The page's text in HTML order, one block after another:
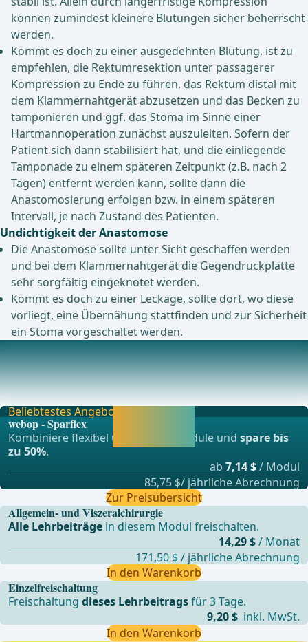
können zumindest kleinere Blutungen sicher beherrscht
werden.
Kommt es doch zu einer ausgedehnten Blutung, ist zu
empfehlen, die Rektumresektion unter passagerer
Kompression zu Ende zu führen, das Rektum distal mit
dem Klammernahtgerät abzusetzen und das Becken zu
tamponieren und ggf. das Stoma im Sinne einer
Hartmannoperation zunächst auszuleiten. Sofern der
Patient sich dann stabilisiert hat, und die einliegende
Tamponade zu einem späteren Zeitpunkt (z.B. nach 2
Tagen) entfernt werden kann, sollte dann die
Anastomosierung erfolgen bzw. in einem späteren
Intervall, je nach Zustand des Patienten.
Undichtigkeit der Anastomose
Die Anastomose sollte unter Sicht geschaffen werden
und bei dem Klammernahtgerät die Gegendruckplatte
sehr sorgfältig eingeknotet werden.
Kommt es doch zu einer Leckage, sollte dort, wo diese
vorliegt, eine Übernähung stattfinden und zur Sicherheit
ein Stoma vorgeschaltet werden.
Postoperative Komplikationen
AnastomoseninsuffizienzEine häufige und problematische
Komplikation nach anteriorer Rektumresektion
Einzelfreischaltung
Freischaltungdieses Lehrbeitragsfür 3 Tage.
9,20 $ inkl. MwSt.
In den Warenkorb
Beliebtestes Angebot
webop - Sparflex
Kombiniere flexibel unsere Lernmodule undspare bis
zu 50%.
ab 7,14 $/ Modul
85,75 $/ jährliche Abrechnung
Zur Preisübersicht
Allgemein- und Viszeralchirurgie
Alle Lehrbeiträge in diesem Modul freischalten.
14,29 $/ Monat
171,50 $ / jährliche Abrechnung
In den Warenkorb